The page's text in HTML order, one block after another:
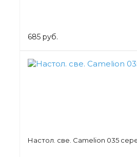
685 руб.
Настол. све. Camelion 035